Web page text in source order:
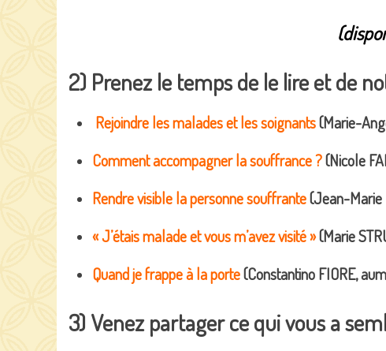
2) Prenez le temps de le lire et de
Rejoindre les malades et les soignants(Marie-
Comment accompagner la souffrance ?(Nicole
Rendre visible la personne souffrante(Jean-Marie
« J’étais malade et vous m’avez visité »(Marie
Quand je frappe à la porte(Constantino FIORE,
3) Venez partager ce qui vous a